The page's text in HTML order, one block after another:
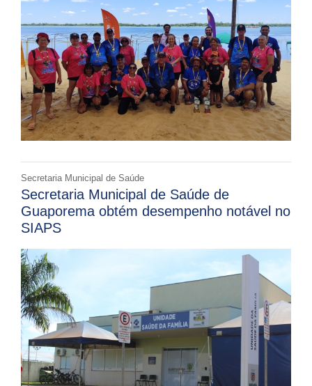
Secretaria Municipal de Saúde
Secretaria Municipal de Saúde de
Guaporema obtém desempenho notável no
SIAPS